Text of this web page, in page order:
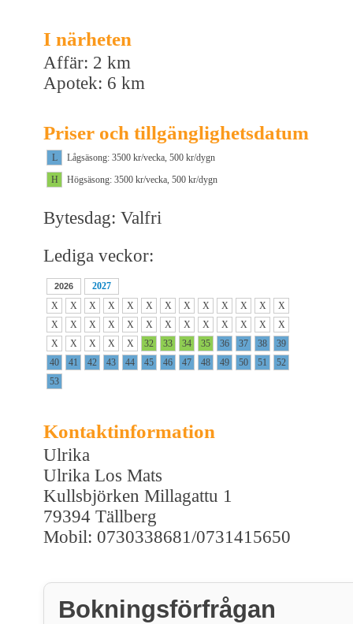
I närheten
Affär: 2 km
Apotek: 6 km
Priser och tillgänglighetsdatum
L
Lågsäsong: 3500 kr/vecka, 500 kr/dygn
H
Högsäsong: 3500 kr/vecka, 500 kr/dygn
Bytesdag: Valfri
Lediga veckor:
2026
2027
X
X X X X X X X X X X X
X
X
X X X X X X X X X X X
X
X
X X X X 32 33 34 35 36 37 38
39
40
41 42 43 44 45 46 47 48 49 50 51
52
53
Kontaktinformation
Ulrika
Ulrika Los Mats
Kullsbjörken Millagattu 1
79394 Tällberg
Mobil: 0730338681/0731415650
Bokningsförfrågan